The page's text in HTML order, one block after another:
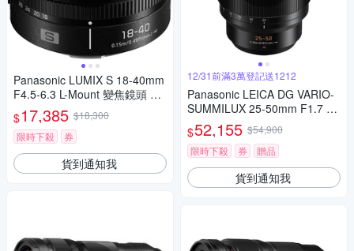
Panasonic LUMIX S 18-40mm
F4.5-6.3 L-Mount 變焦鏡頭 公
司貨 S-R1840GC
$17,385 $18,300
限時下殺
券
貨到通知我
12/31前滿3萬登記送1212
Panasonic LEICA DG VARIO-
SUMMILUX 25-50mm F1.7 AS
PH. 望遠變焦鏡頭 公司貨
$52,155 $54,900
限時下殺
券 贈品
貨到通知我